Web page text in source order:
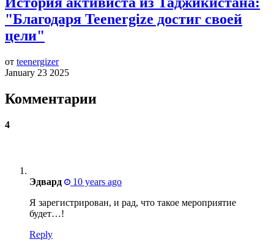
"Благодаря Teenergize достиг своей
цели"
от teenergizer
January 23 2025
Комментарии
4
Эдвард
10 years ago
Я зарегистрирован, и рад, что такое мероприятие
будет…!
Reply